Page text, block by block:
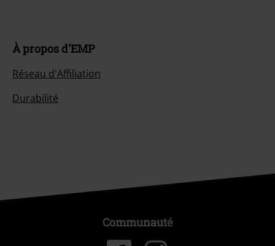
À propos d'EMP
Réseau d'Affiliation
Durabilité
Communauté